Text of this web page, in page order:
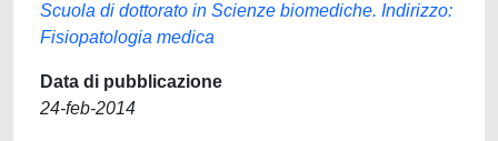
Scuola di dottorato in Scienze biomediche. Indirizzo:
Fisiopatologia medica
Data di pubblicazione
24-feb-2014